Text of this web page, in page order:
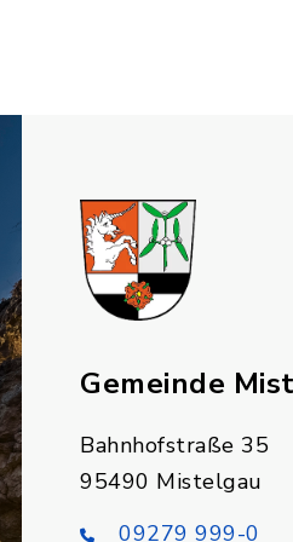
Gemeinde
Bahnhofstraße 35
95490 Mistelgau
09279 999-0